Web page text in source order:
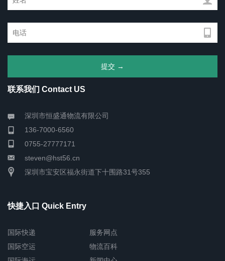
联系我们 Contact US
深圳市恒盛通物流有限公司
136-7000-6560
0755-27777171
steven@hst56.cn
深圳市宝安区福永街道下十围路31号355
快捷入口 Quick Entry
国际快递
国际空运
服务网点
物流百科